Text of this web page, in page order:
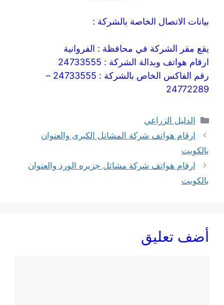
بيانات الاتصال الخاصة بالشركة :
يقع مقر الشركة في محافظة : الفروانية
ارقام هواتف وبدالة الشركة : 24733555
رقم الفاكس الخاص بالشركة : 24733555 –
24772289
التصنيفات
الدليل الزراعي
ارقام هواتف شركة المشاتل الكبرى والعنوان
بالكويت
ارقام هواتف شركة مشاتل جزيره الورد والعنوان
بالكويت
أضف تعليق